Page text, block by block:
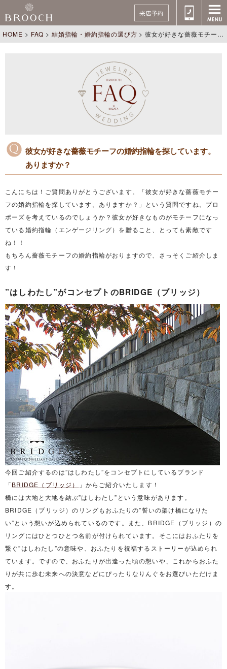
来店予約
HOME > FAQ >結婚指輪・婚約指輪の選び方 >彼女が好きな薔薇モチーフの婚約指輪を探しています。ありますか？
彼女が好きな薔薇モチーフの婚約指輪を探しています。
ありますか？
こんにちは！ご質問ありがとうございます。「彼女が好きな薔薇モチー
フの婚約指輪を探しています。ありますか？」という質問ですね。プロ
ポーズを考えているのでしょうか？彼女が好きなものがモチーフになっ
ている婚約指輪（エンゲージリング）を贈ること、とっても素敵です
ね！！
もちろん薔薇モチーフの婚約指輪がおりますので、さっそくご紹介しま
す！
”はしわたし”がコンセプトのBRIDGE（ブリッジ）
今回ご紹介するのは”はしわたし”をコンセプトにしているブランド
「BRIDGE（ブリッジ）
」からご紹介いたします！
橋には大地と大地を結ぶ”はしわたし”という意味があります。
BRIDGE（ブリッジ）のリングもおふたりの”誓いの架け橋になりた
い”という想いが込められているのです。また、BRIDGE（ブリッジ）の
リングにはひとつひとつ名前が付けられています。そこにはおふたりを
繋ぐ”はしわたし”の意味や、おふたりを祝福するストーリーが込められ
ています。ですので、おふたりが出逢った頃の想いや、これからおふた
りが共に歩む未来への決意などにぴったりなりんぐをお選びいただけま
す。